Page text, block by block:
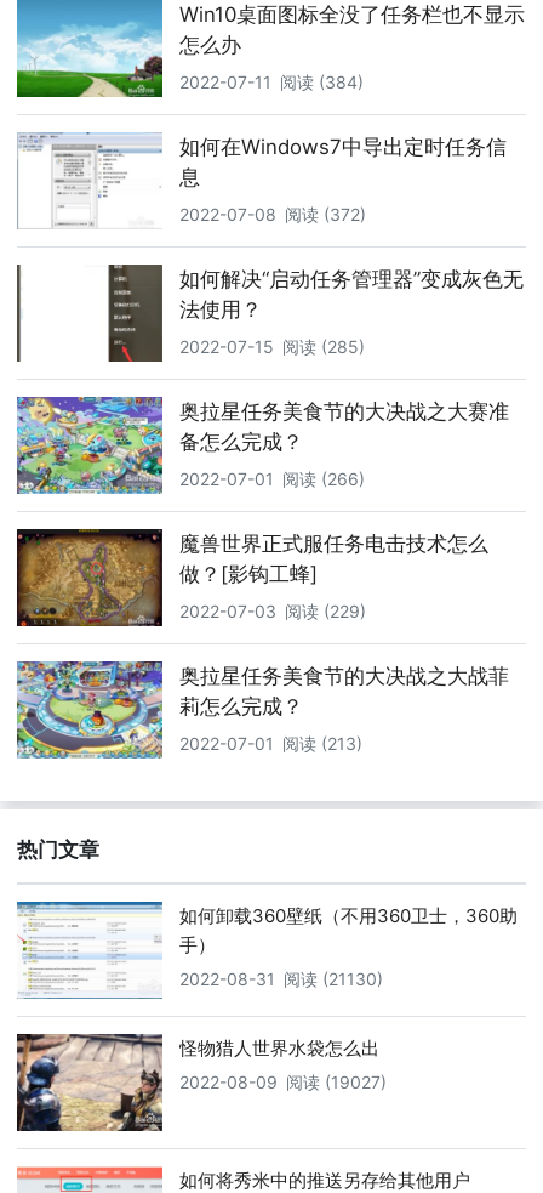
Win10桌面图标全没了任务栏也不显示
怎么办
2022-07-11 阅读 (384)
如何在Windows7中导出定时任务信
息
2022-07-08 阅读 (372)
如何解决“启动任务管理器”变成灰色无
法使用？
2022-07-15 阅读 (285)
奥拉星任务美食节的大决战之大赛准
备怎么完成？
2022-07-01 阅读 (266)
魔兽世界正式服任务电击技术怎么
做？[影钩工蜂]
2022-07-03 阅读 (229)
奥拉星任务美食节的大决战之大战菲
莉怎么完成？
2022-07-01 阅读 (213)
热门文章
如何卸载360壁纸（不用360卫士，360助
手）
2022-08-31 阅读 (21130)
怪物猎人世界水袋怎么出
2022-08-09 阅读 (19027)
如何将秀米中的推送另存给其他用户